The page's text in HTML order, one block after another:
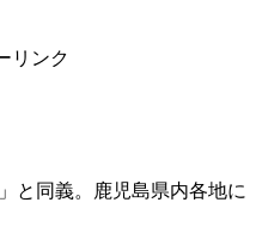
リンク
と同義。鹿児島県内各地に